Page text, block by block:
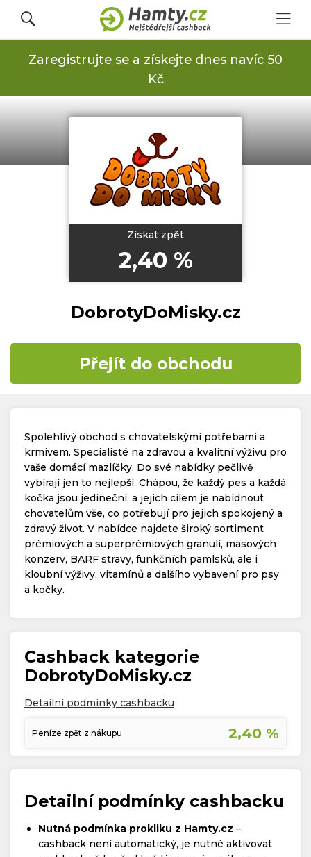
Přihlásit se
Registrovat
Obchody
Časté dotazy
Kontakt
Copyright © 2019 - 2026. Všechna práva vyhrazena.
Zaregistrujte se a získejte dnes navíc 50
Kč
Získat zpět
2,40 %
DobrotyDoMisky.cz
Přejít do obchodu
Spolehlivý obchod s chovatelskými potřebami a
krmivem. Specialisté na zdravou a kvalitní výživu pro
vaše domácí mazlíčky. Do své nabídky pečlivě
vybírají jen to nejlepší. Chápou, že každý pes a každá
kočka jsou jedineční, a jejich cílem je nabídnout
chovatelům vše, co potřebují pro jejich spokojený a
zdravý život. V nabídce najdete široký sortiment
prémiových a superprémiových granulí, masových
konzerv, BARF stravy, funkčních pamlsků, ale i
kloubní výživy, vitamínů a dalšího vybavení pro psy
a kočky.
Cashback kategorie
DobrotyDoMisky.cz
Detailní podmínky cashbacku
Peníze zpět z nákupu 2,40 %
Detailní podmínky cashbacku
Nutná podmínka prokliku z Hamty.cz –
cashback není automatický, je nutné aktivovat